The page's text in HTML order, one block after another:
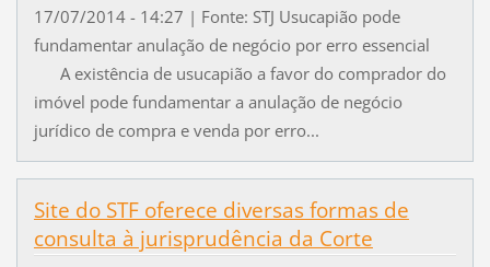
17/07/2014 - 14:27 | Fonte: STJ Usucapião pode
fundamentar anulação de negócio por erro essencial
A existência de usucapião a favor do comprador do
imóvel pode fundamentar a anulação de negócio
jurídico de compra e venda por erro...
Site do STF oferece diversas formas de
consulta à jurisprudência da Corte